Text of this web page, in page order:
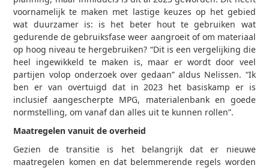
voornamelijk te maken met lastige keuzes op het gebied
wat duurzamer is: is het beter hout te gebruiken wat
gedurende de gebruiksfase weer aangroeit of om materiaal
op hoog niveau te hergebruiken? “Dit is een vergelijking die
heel ingewikkeld te maken is, maar er wordt door veel
partijen volop onderzoek over gedaan” aldus Nelissen. “Ik
ben er van overtuigd dat in 2023 het basiskamp er is
inclusief aangescherpte MPG, materialenbank en goede
normstelling, om vanaf dan alles uit te kunnen rollen”.
Maatregelen vanuit de overheid
Gezien de transitie is het belangrijk dat er nieuwe
maatregelen komen en dat belemmerende regels worden